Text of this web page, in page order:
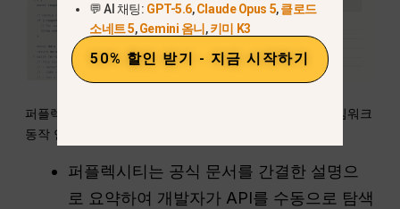
퍼플렉시티의 검색 기반 추론은 API, 라이브러리 및 프레임워크
동작 연구에 매우 효과적입니다.
퍼플렉시티는 공식 문서를 간결한 설명으
로 요약하여 개발자가 API를 수동으로 탐색
💬 AI 채팅: GPT-5.6,Claude Opus 5,클로드
소네트 5,Gemini 옴니 ,키미 K3
50% 할인 받기 - 지금 시작하기